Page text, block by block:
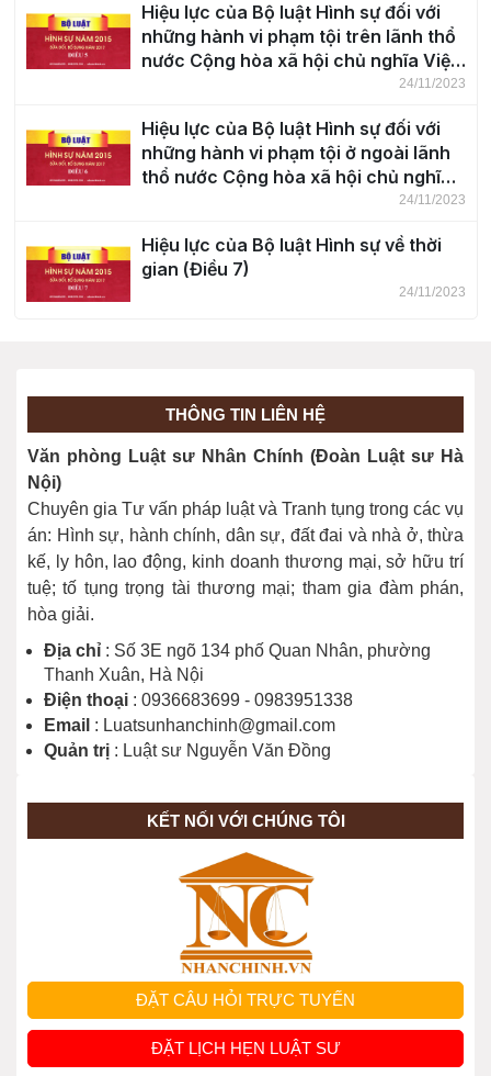
Hiệu lực của Bộ luật Hình sự đối với
những hành vi phạm tội trên lãnh thổ
nước Cộng hòa xã hội chủ nghĩa Việt
24/11/2023
Hiệu lực của Bộ luật Hình sự đối với
những hành vi phạm tội ở ngoài lãnh
thổ nước Cộng hòa xã hội chủ nghĩa
24/11/2023
Hiệu lực của Bộ luật Hình sự về thời
gian (Điều 7)
24/11/2023
Phân loại tội phạm (Điều 9)
THÔNG TIN LIÊN HỆ
Văn phòng Luật sư Nhân Chính (Đoàn Luật sư Hà
Nội)
Chuyên gia Tư vấn pháp luật và Tranh tụng trong các vụ
án: Hình sự, hành chính, dân sự, đất đai và nhà ở, thừa
kế, ly hôn, lao động, kinh doanh thương mại, sở hữu trí
tuệ; tố tụng trọng tài thương mại; tham gia đàm phán,
hòa giải.
Địa chỉ : Số 3E ngõ 134 phố Quan Nhân, phường
Thanh Xuân, Hà Nội
Điện thoại : 0936683699 - 0983951338
Email : Luatsunhanchinh@gmail.com
Quản trị : Luật sư Nguyễn Văn Đồng
KẾT NỐI VỚI CHÚNG TÔI
ĐẶT CÂU HỎI TRỰC TUYẾN
ĐẶT LỊCH HẸN LUẬT SƯ